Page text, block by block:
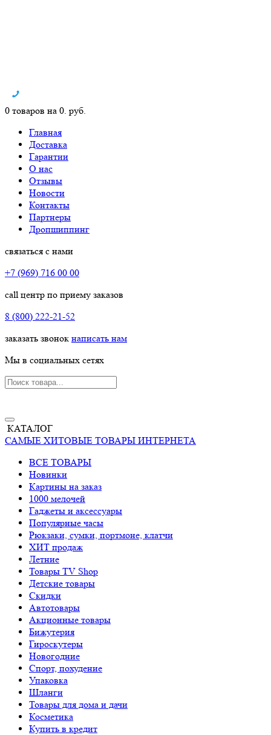
0 товаров на 0. руб.
Главная
Доставка
Гарантии
О нас
Отзывы
Новости
Контакты
Партнеры
Дропшиппинг
связаться с нами
+7 (969) 716 00 00
call центр по приему заказов
8 (800) 222-21-52
заказать звонок написать нам
Мы в социальных сетях
КАТАЛОГ
САМЫЕ ХИТОВЫЕ ТОВАРЫ ИНТЕРНЕТА
ВСЕ ТОВАРЫ
Новинки
Картины на заказ
1000 мелочей
Гаджеты и аксессуары
Популярные часы
Рюкзаки, сумки, портмоне, клатчи
ХИТ продаж
Летние
Товары TV Shop
Детские товары
Cкидки
Автотовары
Акционные товары
Бижутерия
Гироскутеры
Новогодние
Спорт, похудение
Упаковка
Шланги
Товары для дома и дачи
Косметика
Купить в кредит